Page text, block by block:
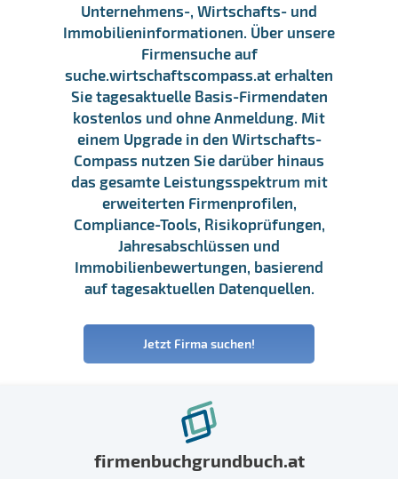
Unternehmens-, Wirtschafts- und
Immobilieninformationen. Über unsere
Firmensuche auf
suche.wirtschaftscompass.at erhalten
Sie tagesaktuelle Basis-Firmendaten
kostenlos und ohne Anmeldung. Mit
einem Upgrade in den Wirtschafts-
Compass nutzen Sie darüber hinaus
das gesamte Leistungsspektrum mit
erweiterten Firmenprofilen,
Compliance-Tools, Risikoprüfungen,
Jahresabschlüssen und
Immobilienbewertungen, basierend
auf tagesaktuellen Datenquellen.
Jetzt Firma suchen!
firmenbuchgrundbuch.at